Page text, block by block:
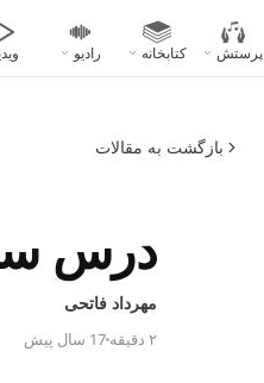
پرستش کتابخانه رادیو
بازگشت به مقالات
درس
مهرداد فاتحی
۲ دقیقه 17 سال پیش